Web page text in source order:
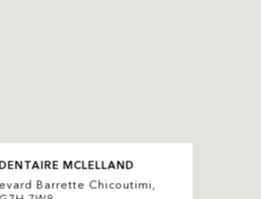
MCLELLAND
Barrette Chicoutimi,